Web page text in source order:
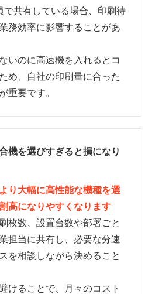
で共有している場合、印刷待
務効率に影響することがあ
いのに高速機を入れるとコ
め、自社の印刷量に合った
重要です。
機を選びすぎると損になり
り大幅に高性能な機種を選
高になりやすくなります
枚数、設置台数や部署ごと
担当に共有し、必要な分速
を相談しながら決めること
けることで、月々のコスト